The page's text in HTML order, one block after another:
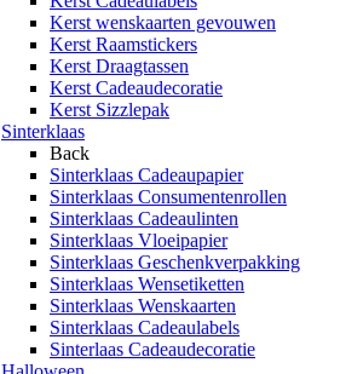
Kerst wenskaarten gevouwen
Kerst Raamstickers
Kerst Draagtassen
Kerst Cadeaudecoratie
Kerst Sizzlepak
Sinterklaas
Back
Sinterklaas Cadeaupapier
Sinterklaas Consumentenrollen
Sinterklaas Cadeaulinten
Sinterklaas Vloeipapier
Sinterklaas Geschenkverpakking
Sinterklaas Wensetiketten
Sinterklaas Wenskaarten
Sinterklaas Cadeaulabels
Sinterlaas Cadeaudecoratie